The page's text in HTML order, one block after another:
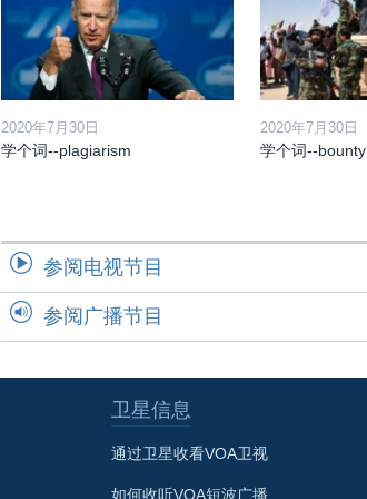
2020年7月30日
学个词--plagiarism
2020年7月30日
学个词--bounty
参阅电视节目
参阅广播节目
卫星信息
通过卫星收看VOA卫视
如何收听VOA短波广播